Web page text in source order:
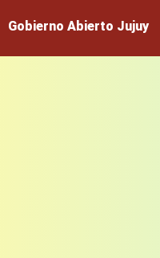
Gobierno Abierto Jujuy